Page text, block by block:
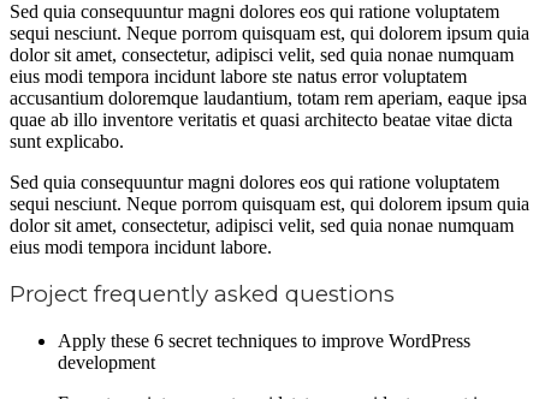
Sed quia consequuntur magni dolores eos qui ratione voluptatem
sequi nesciunt. Neque porrom quisquam est, qui dolorem ipsum quia
dolor sit amet, consectetur, adipisci velit, sed quia nonae numquam
eius modi tempora incidunt labore ste natus error voluptatem
accusantium doloremque laudantium, totam rem aperiam, eaque ipsa
quae ab illo inventore veritatis et quasi architecto beatae vitae dicta
sunt explicabo.
Sed quia consequuntur magni dolores eos qui ratione voluptatem
sequi nesciunt. Neque porrom quisquam est, qui dolorem ipsum quia
dolor sit amet, consectetur, adipisci velit, sed quia nonae numquam
eius modi tempora incidunt labore.
Project frequently asked questions
Apply these 6 secret techniques to improve WordPress
development